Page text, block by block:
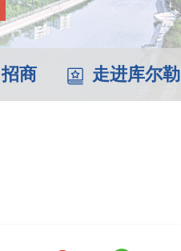
招商 走进库尔勒